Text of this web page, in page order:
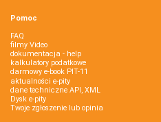
Pomoc
FAQ
filmy Video
dokumentacja - help
kalkulatory podatkowe
darmowy e-book PIT-11
aktualności e-pity
dane techniczne API, XML
Dysk e-pity
Twoje zgłoszenie lub opinia